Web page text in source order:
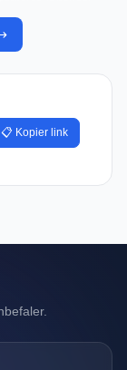
📋 Kopier link